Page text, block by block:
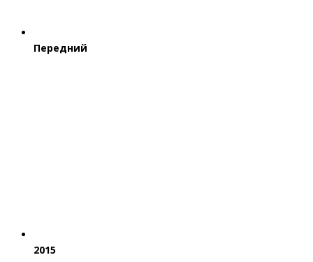
Передний
2015